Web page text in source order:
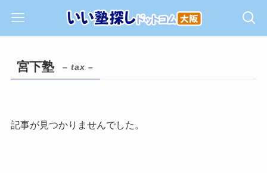
宮下塾 – tax –
記事が見つかりませんでした。